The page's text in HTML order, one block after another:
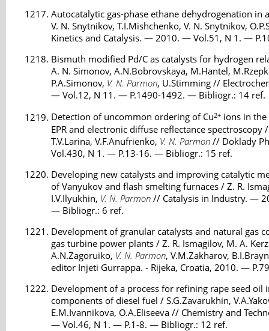
Autocatalytic gas-phase ethane dehydrogenation in
V. N. Snytnikov, T.I.Mishchenko, V. N. Snytnikov,
Kinetics and Catalysis. — 2010. — Vol.51, N 1. —
Bismuth modified Pd/C as catalysts for hydrogen
A. N. Simonov, A.N.Bobrovskaya, M.Hantel,
P.A.Simonov, V. N. Parmon, U.Stimming //
— Vol.12, N 11. — P.1490-1492. — Bibliogr.: 14 ref.
Detection of uncommon ordering of Cu2+ ions in the
EPR and electronic diffuse reflectance spectroscopy
T.V.Larina, V.F.Anufrienko, V. N. Parmon // Doklady
Vol.430, N 1. — P.13-16. — Bibliogr.: 15 ref.
Developing new catalysts and improving catalytic
of Vanyukov and flash smelting furnaces / Z. R.
I.V.Ilyukhin, V. N. Parmon // Catalysis in Industry. —
— Bibliogr.: 6 ref.
Development of granular catalysts and natural gas
gas turbine power plants / Z. R. Ismagilov, M. A.
A.N.Zagoruiko, V. N. Parmon, V.M.Zakharov,
editor Injeti Gurrappa. - Rijeka, Croatia, 2010. —
Development of a process for refining rape seed oil
components of diesel fuel / S.G.Zavarukhin,
E.M.Ivannikova, O.A.Eliseeva // Chemistry and
— Vol.46, N 1. — P.1-8. — Bibliogr.: 12 ref.